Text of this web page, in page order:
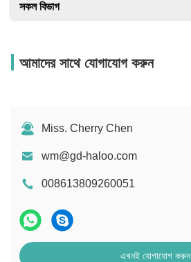
সকল বিভাগ
আমাদের সাথে যোগাযোগ করুন
Miss. Cherry Chen
wm@gd-haloo.com
008613809260051
এখনই যোগাযোগ করুন